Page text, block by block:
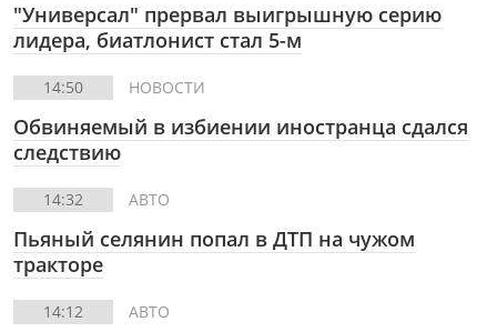
"Универсал" прервал выигрышную серию
лидера, биатлонист стал 5-м
14:50 НОВОСТИ
Обвиняемый в избиении иностранца сдался
следствию
14:32 АВТО
Пьяный селянин попал в ДТП на чужом
тракторе
14:12 АВТО